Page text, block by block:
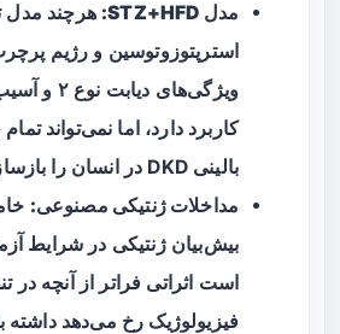
مدل STZ+HFD:
هرچند مدل
استرپتوزوتوسین و رژیم
ویژگی‌های
کاربرد دارد، اما نمی‌تواند
بالینی DKD در انسان را بازسازی کند.
مداخلات ژنتیکی مصنوعی:
بیش‌بیان ژنتیکی در شرایط
است اثراتی فراتر از آنچه در
فیزیولوژیک رخ می‌دهد داشته